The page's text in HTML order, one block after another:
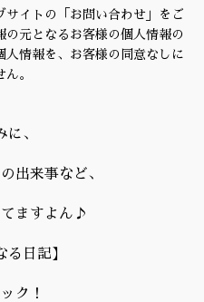
サイトの「お問い合わせ」をご
元となるお客様の個人情報の
情報を、お客様の同意なしに
。
に、
出来事など、
ますよん♪
る日記 】
ク！